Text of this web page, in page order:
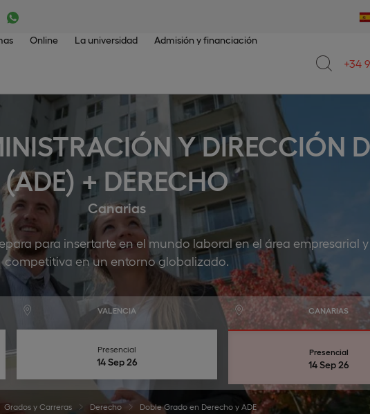
Online La universidad Admisión y financiación
+34
Y DIRECCIÓN
(ADE) + DERECHO
Canarias
para insertarte en el mundo laboral en el área empresarial
competitiva en un entorno globalizado.
VALENCIA
Presencial
14 Sep 26
CANARIAS
Presencial
14 Sep 26
Grados y Carreras Derecho Doble Grado en Derecho y ADE